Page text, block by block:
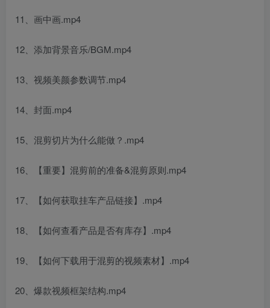
11、画中画.mp4
12、添加背景音乐/BGM.mp4
13、视频美颜参数调节.mp4
14、封面.mp4
15、混剪切片为什么能做？.mp4
16、【重要】混剪前的准备&混剪原则.mp4
17、【如何获取挂车产品链接】.mp4
18、【如何查看产品是否有库存】.mp4
19、【如何下载用于混剪的视频素材】.mp4
20、爆款视频框架结构.mp4